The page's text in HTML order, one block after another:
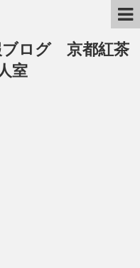
ブログ 京都紅茶
室